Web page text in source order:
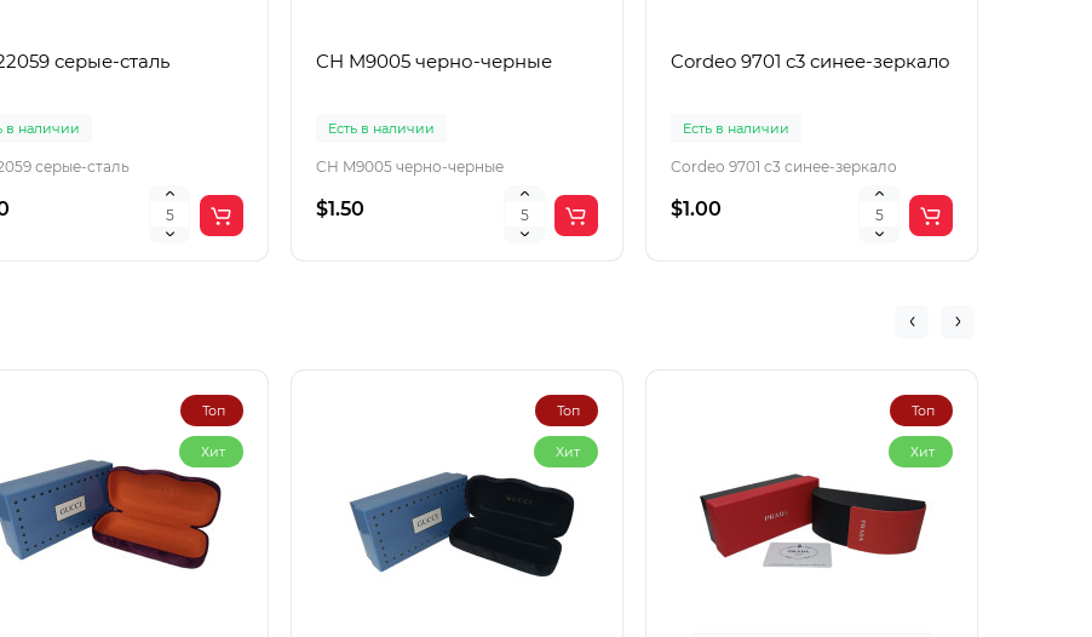
серые-сталь
в наличии
серые-сталь
CH M9005 черно-черные
Есть в наличии
CH M9005 черно-черные
$1.50
Cordeo 9701 с3 синее-зеркало
Есть в наличии
Cordeo 9701 с3 синее-зеркало
$1.00
Топ
Хит
Топ
Хит
Топ
Хит